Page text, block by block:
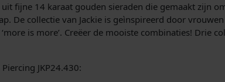
K
P
2
uit fijne 14 karaat gouden sieraden die gemaakt zijn
De collectie van Jackie is geìnspireerd door
is more’. Creëer de mooiste combinaties! Drie
JKP24.430: